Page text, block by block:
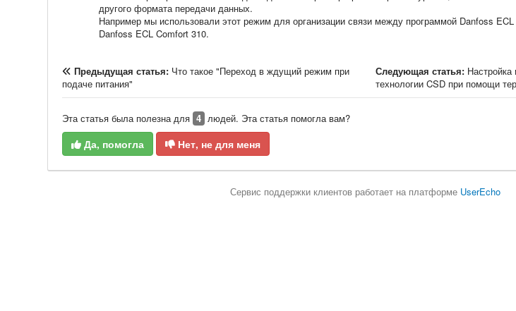
другого формата передачи данных.
Например мы использовали этот режим для организации связи между программой Danfoss
Danfoss ECL Comfort 310.
Предыдущая статья: Что такое "Переход в ждущий режим при
подаче питания"
Следующая статья:
технологии CSD при помощи
Эта статья была полезна для 4 людей. Эта статья помогла вам?
Да, помогла Нет, не для меня
Сервис поддержки клиентов работает на платформе UserEcho